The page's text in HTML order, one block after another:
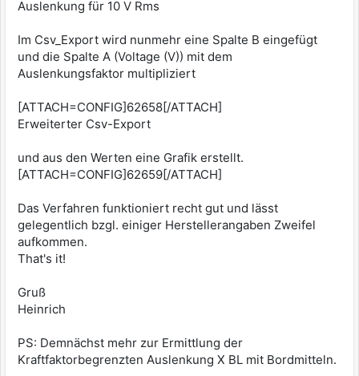
Auslenkung für 10 V Rms
Im Csv_Export wird nunmehr eine Spalte B eingefügt
und die Spalte A (Voltage (V)) mit dem
Auslenkungsfaktor multipliziert
[ATTACH=CONFIG]62658[/ATTACH]
Erweiterter Csv-Export
und aus den Werten eine Grafik erstellt.
[ATTACH=CONFIG]62659[/ATTACH]
Das Verfahren funktioniert recht gut und lässt
gelegentlich bzgl. einiger Herstellerangaben Zweifel
aufkommen.
That's it!
Gruß
Heinrich
PS: Demnächst mehr zur Ermittlung der
Kraftfaktorbegrenzten Auslenkung X BL mit Bordmitteln.